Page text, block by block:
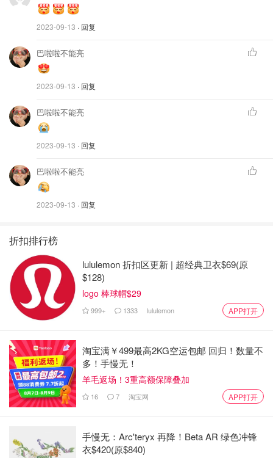
2023-09-13 · 回复
巴啦啦不能亮
2023-09-13 · 回复
巴啦啦不能亮
2023-09-13 · 回复
巴啦啦不能亮
2023-09-13 · 回复
折扣排行榜
lululemon 折扣区更新 | 超经典卫衣$69(原
$128)
logo 棒球帽$29
999+ 1333 lululemon APP打开
淘宝满￥499最高2KG空运包邮 回归！数量不
多！手慢无！
羊毛返场！3重高额保障叠加
16 7 淘宝网 APP打开
手慢无：Arc'teryx 再降！Beta AR 绿色冲锋
衣$420(原$840)